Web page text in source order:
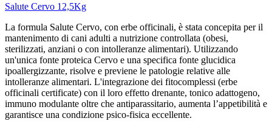
Salute Cervo 12,5Kg
La formula Salute Cervo, con erbe officinali, è stata concepita per il
mantenimento di cani adulti a nutrizione controllata (obesi,
sterilizzati, anziani o con intolleranze alimentari). Utilizzando
un'unica fonte proteica Cervo e una specifica fonte glucidica
ipoallergizzante, risolve e previene le patologie relative alle
intolleranze alimentari. L'integrazione dei fitocomplessi (erbe
officinali certificate) con il loro effetto drenante, tonico adattogeno,
immuno modulante oltre che antiparassitario, aumenta l’appetibilità e
garantisce una condizione psico-fisica eccellente.